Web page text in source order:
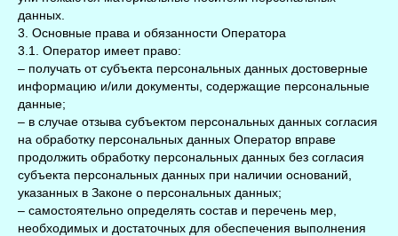
данных.
3. Основные права и обязанности Оператора
3.1. Оператор имеет право:
– получать от субъекта персональных данных достоверные
информацию и/или документы, содержащие персональные
данные;
– в случае отзыва субъектом персональных данных согласия
на обработку персональных данных Оператор вправе
продолжить обработку персональных данных без согласия
субъекта персональных данных при наличии оснований,
указанных в Законе о персональных данных;
– самостоятельно определять состав и перечень мер,
необходимых и достаточных для обеспечения выполнения